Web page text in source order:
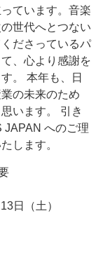
ています。音楽
世代へとつない
ださっているパ
、心より感謝を
。 本年も、日
の未来のため
います。 引き
JAPAN へのご理
します。
日（土）